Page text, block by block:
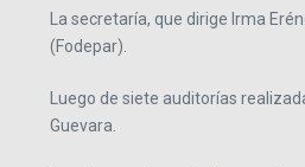
La secretaría, que dirige Irma
(Fodepar).
Luego de siete auditorías
Guevara.